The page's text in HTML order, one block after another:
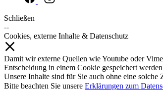
Schließen
--
Cookies, externe Inhalte & Datenschutz
Damit wir externe Quellen wie Youtube oder
Entscheidung in einem Cookie gespeichert
Unsere Inhalte sind für Sie auch ohne eine solche
Bitte beachten Sie unsere Erklärungen zum